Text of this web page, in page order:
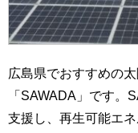
広島県でおすすめの
「SAWADA」です。
支援し、再生可能エ